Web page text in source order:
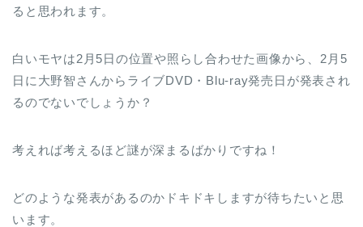
ると思われます。
白いモヤは2月5日の位置や照らし合わせた画像から、2月5
日に大野智さんからライブDVD・Blu-ray発売日が発表され
るのでないでしょうか？
考えれば考えるほど謎が深まるばかりですね！
どのような発表があるのかドキドキしますが待ちたいと思
います。